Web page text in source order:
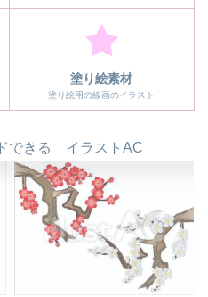
塗り絵素材
塗り絵用の線画のイラスト
できる イラストAC